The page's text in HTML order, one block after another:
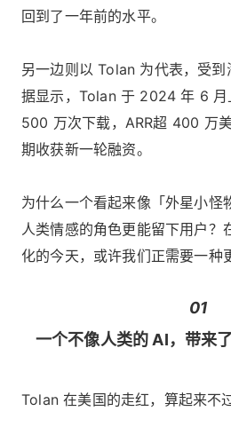
回到了一年前的水平。
另一边则以 Tolan 为代表，受
据显示，Tolan 于 2024 年 6 月
500 万次下载，ARR超 400 万
期收获新一轮融资。
为什么一个看起来像「外星小怪
人类情感的角色更能留下用户？
化的今天，或许我们正需要一种
01
一个不像人类的 AI，带来
Tolan 在美国的走红，算起来不